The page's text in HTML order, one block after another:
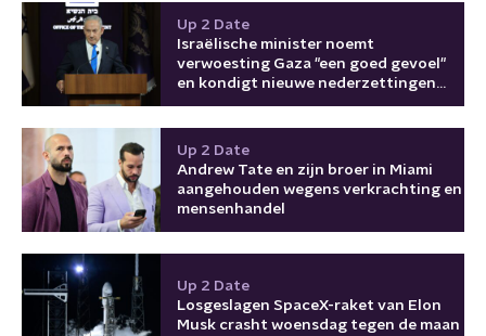
Up 2 Date
Israëlische minister noemt
verwoesting Gaza "een goed gevoel"
en kondigt nieuwe nederzettingen
Up 2 Date
Andrew Tate en zijn broer in Miami
aangehouden wegens verkrachting en
mensenhandel
Up 2 Date
Losgeslagen SpaceX-raket van Elon
Musk crasht woensdag tegen de maan